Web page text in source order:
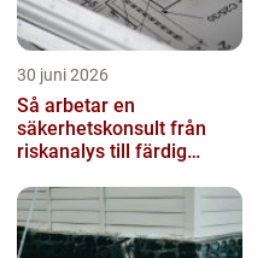
30 juni 2026
Så arbetar en
säkerhetskonsult från
riskanalys till färdig